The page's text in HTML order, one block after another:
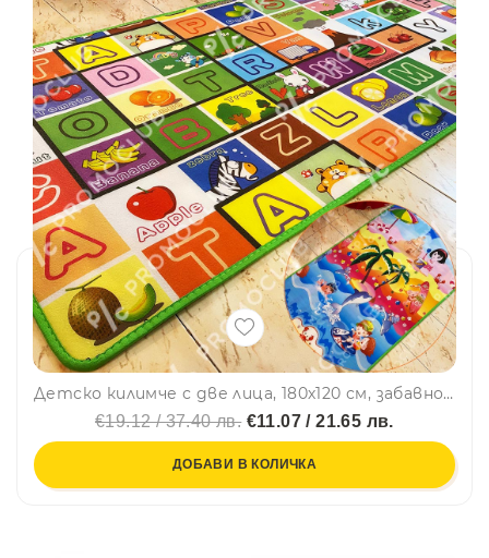
Детско килимче с две лица, 180х120 см, забавно и образователно, топло изолационно, детенце учи
€19.12 / 37.40 лв.€11.07 / 21.65 лв.
ДОБАВИ В КОЛИЧКА